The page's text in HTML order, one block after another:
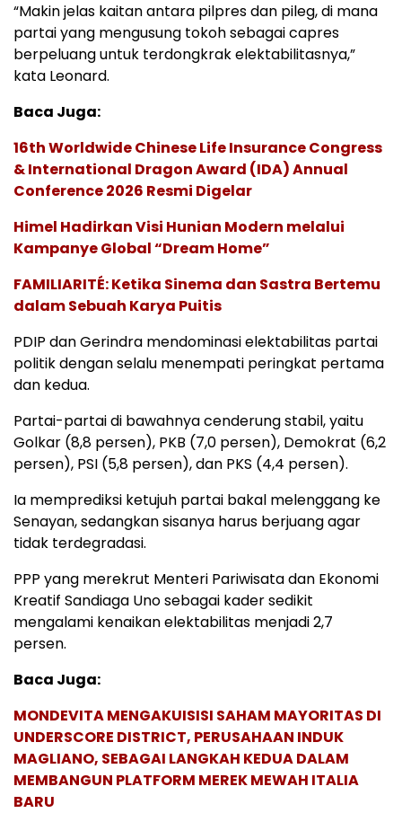
“Makin jelas kaitan antara pilpres dan pileg, di mana
partai yang mengusung tokoh sebagai capres
berpeluang untuk terdongkrak elektabilitasnya,”
kata Leonard.
Baca Juga:
16th Worldwide Chinese Life Insurance Congress
& International Dragon Award (IDA) Annual
Conference 2026 Resmi Digelar
Himel Hadirkan Visi Hunian Modern melalui
Kampanye Global “Dream Home”
FAMILIARITÉ: Ketika Sinema dan Sastra Bertemu
dalam Sebuah Karya Puitis
PDIP dan Gerindra mendominasi elektabilitas partai
politik dengan selalu menempati peringkat pertama
dan kedua.
Partai-partai di bawahnya cenderung stabil, yaitu
Golkar (8,8 persen), PKB (7,0 persen), Demokrat (6,2
persen), PSI (5,8 persen), dan PKS (4,4 persen).
Ia memprediksi ketujuh partai bakal melenggang ke
Senayan, sedangkan sisanya harus berjuang agar
tidak terdegradasi.
PPP yang merekrut Menteri Pariwisata dan Ekonomi
Kreatif Sandiaga Uno sebagai kader sedikit
mengalami kenaikan elektabilitas menjadi 2,7
persen.
Baca Juga:
MONDEVITA MENGAKUISISI SAHAM MAYORITAS DI
UNDERSCORE DISTRICT, PERUSAHAAN INDUK
MAGLIANO, SEBAGAI LANGKAH KEDUA DALAM
MEMBANGUN PLATFORM MEREK MEWAH ITALIA
BARU